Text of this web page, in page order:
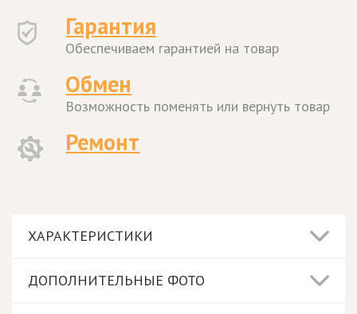
Гарантия
Обеспечиваем гарантией на товар
Обмен
Возможность поменять или вернуть товар
Ремонт
ХАРАКТЕРИСТИКИ
ДОПОЛНИТЕЛЬНЫЕ ФОТО